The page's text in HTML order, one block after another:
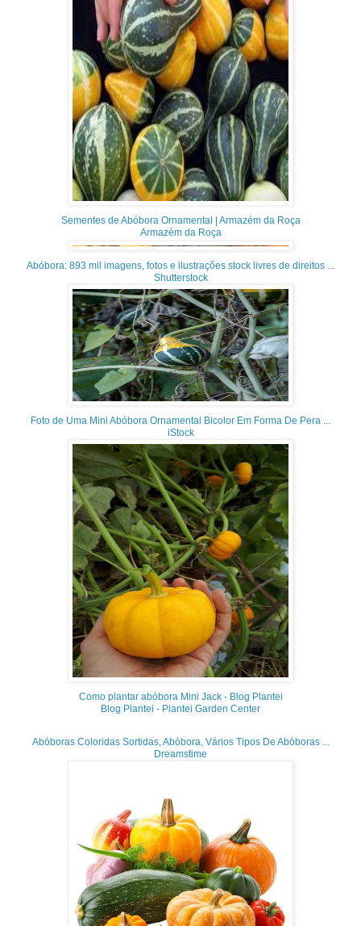
Sementes de Abóbora Ornamental | Armazém da Roça
Armazém da Roça
Abóbora: 893 mil imagens, fotos e ilustrações stock livres de direitos ...
Shutterstock
Foto de Uma Mini Abóbora Ornamental Bicolor Em Forma De Pera ...
iStock
Como plantar abóbora Mini Jack - Blog Plantei
Blog Plantei - Plantei Garden Center
Abóboras Coloridas Sortidas, Abóbora, Vários Tipos De Abóboras ...
Dreamstime